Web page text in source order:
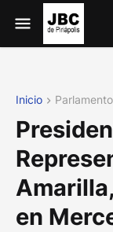
Inicio Parlamento
en